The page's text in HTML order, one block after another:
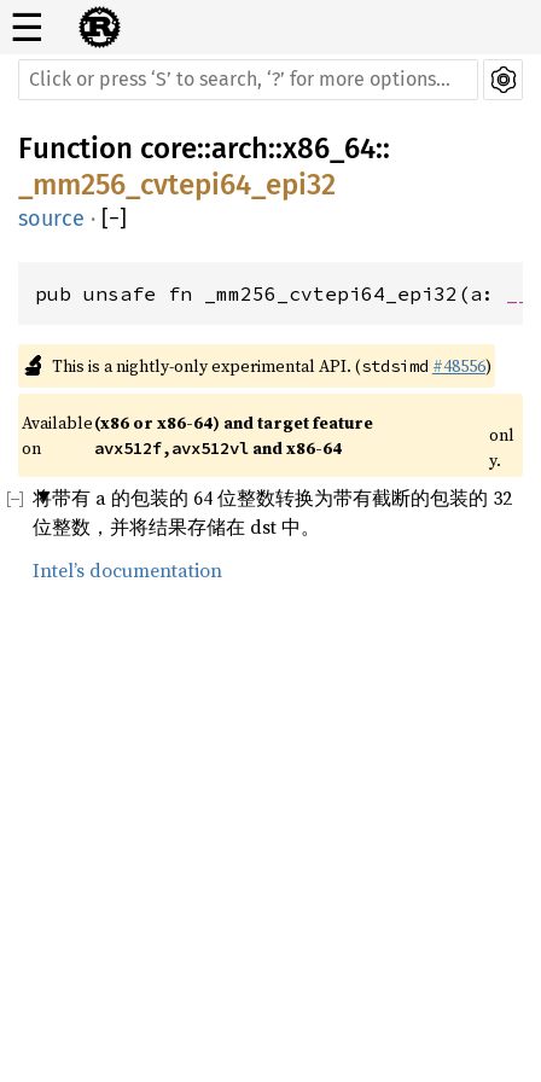
☰
Function core::arch::x86_64::
_mm256_cvtepi64_epi32
source · [−]
pub unsafe fn _mm256_cvtepi64_epi32(a:
🔬 This is a nightly-only experimental API. (stdsimd #48556)
Available
on
avx512f,avx512vl and x86-64
onl
y.
将带有 a 的包装的 64 位整数转换为带有截断的包装的 32
位整数，并将结果存储在 dst 中。
Intel’s documentation